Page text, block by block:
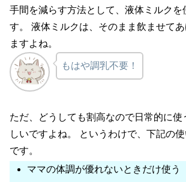
手間を減らす方法として、液体ミルクを
す。 液体ミルクは、そのまま飲ませて
ますよね。
もはや調乳不要！
ただ、どうしても割高なので日常的に使
しいですよね。 というわけで、下記の
です。
ママの体調が優れないときだけ使う